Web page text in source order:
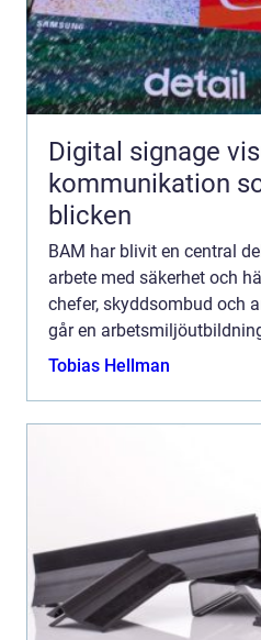
Digital signage visuell
kommunikation
blicken
BAM har blivit en central
arbete med säkerhet och
chefer, skyddsombud och
går en
gemensamma begr...
Tobias Hellman